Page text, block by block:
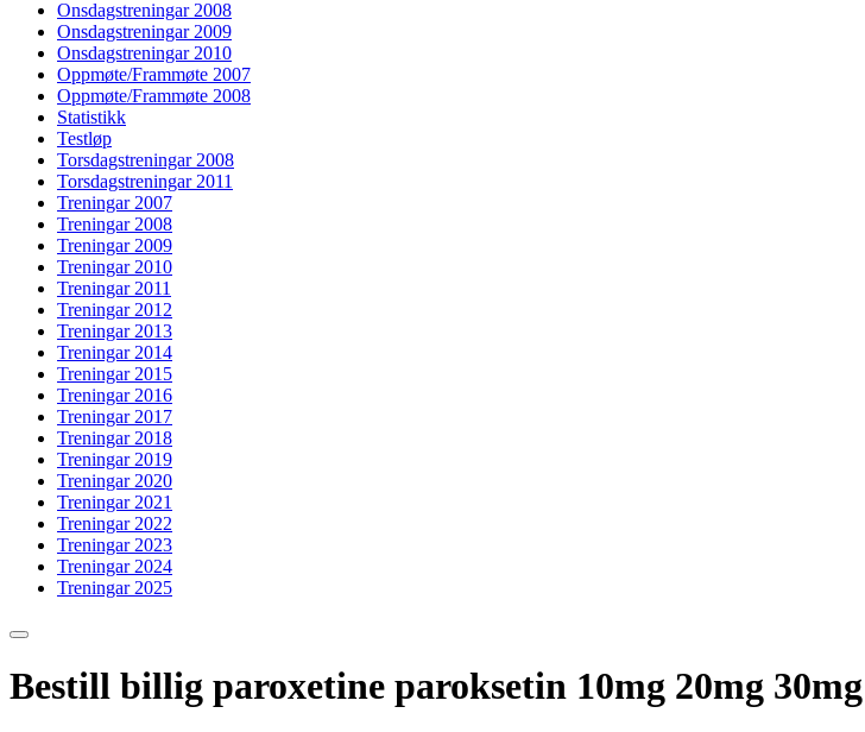
Onsdagstreningar 2008
Onsdagstreningar 2009
Onsdagstreningar 2010
Oppmøte/Frammøte 2007
Oppmøte/Frammøte 2008
Statistikk
Testløp
Torsdagstreningar 2008
Torsdagstreningar 2011
Treningar 2007
Treningar 2008
Treningar 2009
Treningar 2010
Treningar 2011
Treningar 2012
Treningar 2013
Treningar 2014
Treningar 2015
Treningar 2016
Treningar 2017
Treningar 2018
Treningar 2019
Treningar 2020
Treningar 2021
Treningar 2022
Treningar 2023
Treningar 2024
Treningar 2025
Bestill billig paroxetine paroksetin 10mg 20mg